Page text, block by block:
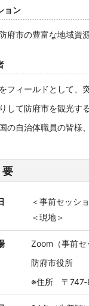
ョン
府市の豊富な地域資
フィールドとして、
して防府市を観光す
の自治体職員の皆様
＜事前セッシ
＜現地＞ 令
Zoom（事前セ
防府市役所
※住所 〒